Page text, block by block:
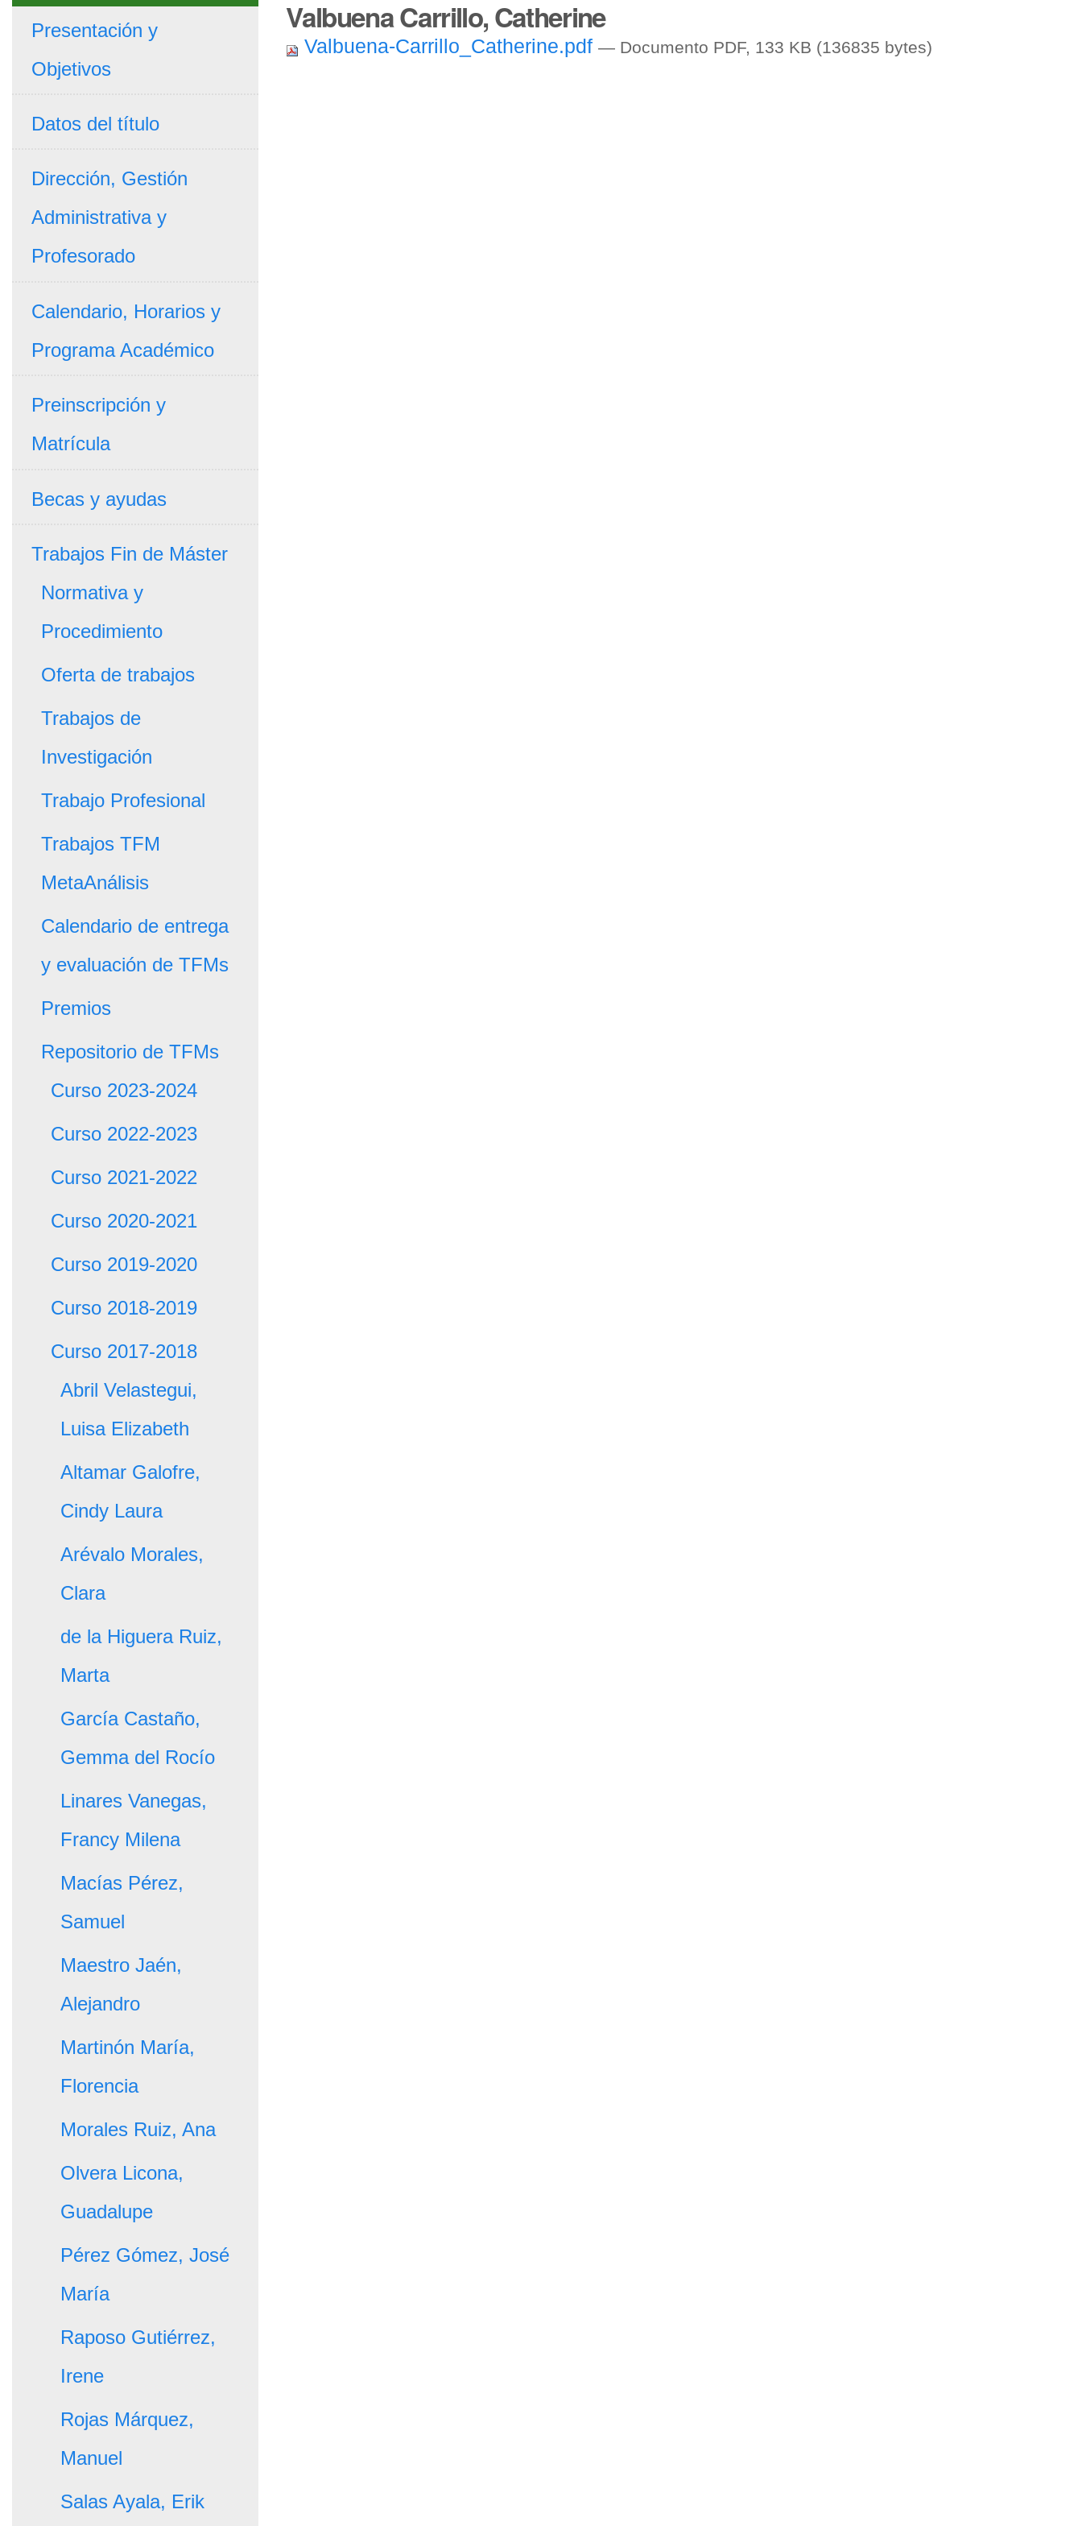
Valbuena Carrillo, Catherine
Valbuena-Carrillo_Catherine.pdf— Documento PDF, 133 KB (136835 bytes)
Presentación y
Objetivos
Datos del título
Dirección, Gestión
Administrativa y
Profesorado
Calendario, Horarios y
Programa Académico
Preinscripción y
Matrícula
Becas y ayudas
Trabajos Fin de Máster
Normativa y
Procedimiento
Oferta de trabajos
Trabajos de
Investigación
Trabajo Profesional
Trabajos TFM
MetaAnálisis
Calendario de entrega
y evaluación de TFMs
Premios
Repositorio de TFMs
Curso 2023-2024
Curso 2022-2023
Curso 2021-2022
Curso 2020-2021
Curso 2019-2020
Curso 2018-2019
Curso 2017-2018
Abril Velastegui,
Luisa Elizabeth
Altamar Galofre,
Cindy Laura
Arévalo Morales,
Clara
de la Higuera Ruiz,
Marta
García Castaño,
Gemma del Rocío
Linares Vanegas,
Francy Milena
Macías Pérez,
Samuel
Maestro Jaén,
Alejandro
Martinón María,
Florencia
Morales Ruiz, Ana
Olvera Licona,
Guadalupe
Pérez Gómez, José
María
Raposo Gutiérrez,
Irene
Rojas Márquez,
Manuel
Salas Ayala, Erik